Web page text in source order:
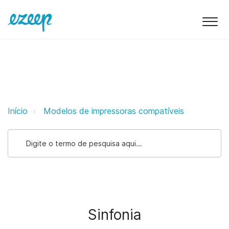
Sinfonia ezeep Support Support
Início Modelos de impressoras compatíveis
Sinfonia